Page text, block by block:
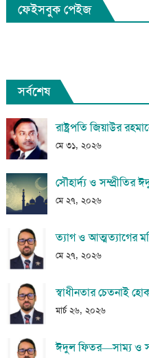
ফেইসবুক পেইজ
সর্বশেষ
রাষ্ট্রপতি জিয়াউর
মে ৩১, ২০২৬
সৌহার্দ্য ও
মে ২৭, ২০২৬
ত্যাগ ও আত্মত্যাগের
মে ২৭, ২০২৬
স্বাধীনতার চেতনাই
মার্চ ২৬, ২০২৬
ঈদুল ফিতর—সাম্য ও